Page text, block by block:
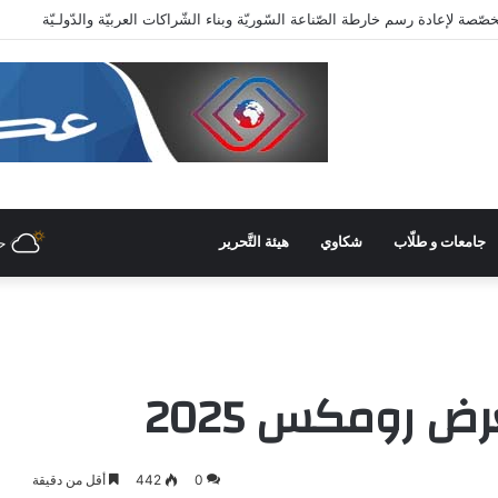
وزاريّة.. ملتقى واعد للصناعات الهندسيّة والبلاستيكيّة والكيميائيّة
جامعات و طلّاب شكاوي هيئة التَّحرير
رومكس 2025
0
442 أقل من دقيقة